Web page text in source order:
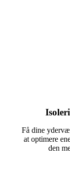
Få dine
at optimere
den